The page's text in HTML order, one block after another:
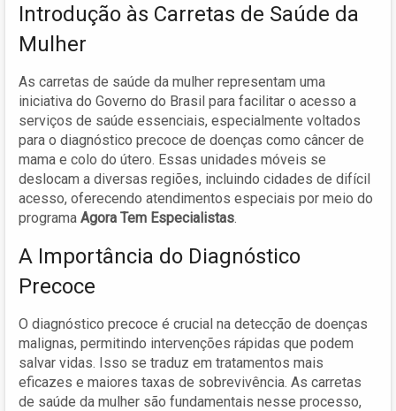
Introdução às Carretas de Saúde da
Mulher
As carretas de saúde da mulher representam uma
iniciativa do Governo do Brasil para facilitar o acesso a
serviços de saúde essenciais, especialmente voltados
para o diagnóstico precoce de doenças como câncer de
mama e colo do útero. Essas unidades móveis se
deslocam a diversas regiões, incluindo cidades de difícil
acesso, oferecendo atendimentos especiais por meio do
programa Agora Tem Especialistas.
A Importância do Diagnóstico
Precoce
O diagnóstico precoce é crucial na detecção de doenças
malignas, permitindo intervenções rápidas que podem
salvar vidas. Isso se traduz em tratamentos mais
eficazes e maiores taxas de sobrevivência. As carretas
de saúde da mulher são fundamentais nesse processo,